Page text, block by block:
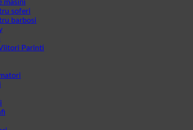
masini
soferi
barbosi
Parinti